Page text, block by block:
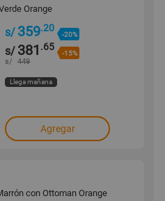
Orange
s/ 359.20
-20%
s/ 381 .65
-15%
s/ 449
Llega mañana
Agregar
con Ottoman Orange